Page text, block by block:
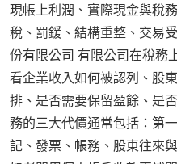
現帳上利潤、實際現金與稅
稅、罰鍰、結構重整、交易
份有限公司 有限公司在稅務
看企業收入如何被認列、股
排、是否需要保留盈餘、是
務的三大代價通常包括：第
記、發票、帳務、股東往來